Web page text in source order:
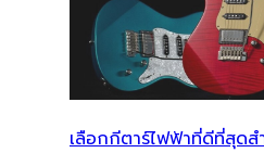
เลือกกีตาร์ไฟฟ้าที่ดีที่สุด